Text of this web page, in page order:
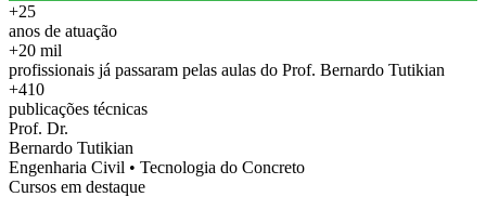
+25
anos de atuação
+20 mil
profissionais já passaram pelas aulas do Prof. Bernardo Tutikian
+410
publicações técnicas
Prof. Dr.
Bernardo Tutikian
Engenharia Civil • Tecnologia do Concreto
Cursos em destaque